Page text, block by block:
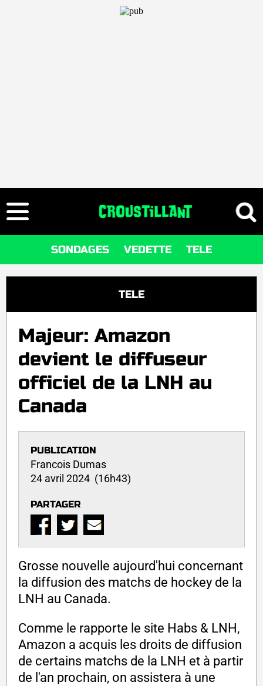
SONDAGES VEDETTE TELE
TELE
Majeur: Amazon
devient le diffuseur
officiel de la LNH au
Canada
PUBLICATION
Francois Dumas
24 avril 2024 (16h43)
PARTAGER
Grosse nouvelle aujourd'hui concernant
la diffusion des matchs de hockey de la
LNH au Canada.
Comme le rapporte le site Habs & LNH,
Amazon a acquis les droits de diffusion
de certains matchs de la LNH et à partir
de l'an prochain, on assistera à une